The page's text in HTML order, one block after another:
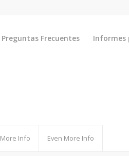
Preguntas Frecuentes Informes
More Info Even More Info